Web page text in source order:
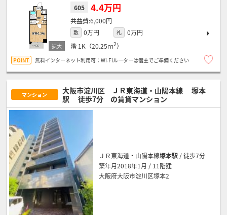
605 4.4万円
6,000円
敷 0万円 礼
0万円
階 1K（20.25ｍ2）
無料インターネット利用可：Wi-Fiルーターは借主でご準備ください
マンション 大阪市淀川区 ＪＲ東海道・山陽本線
塚本
駅
徒歩7分 の賃貸マンション
ＪＲ東海道・山陽本線塚本駅 / 徒歩7分
築年月2018年1月 / 11階建
大阪府大阪市淀川区塚本2